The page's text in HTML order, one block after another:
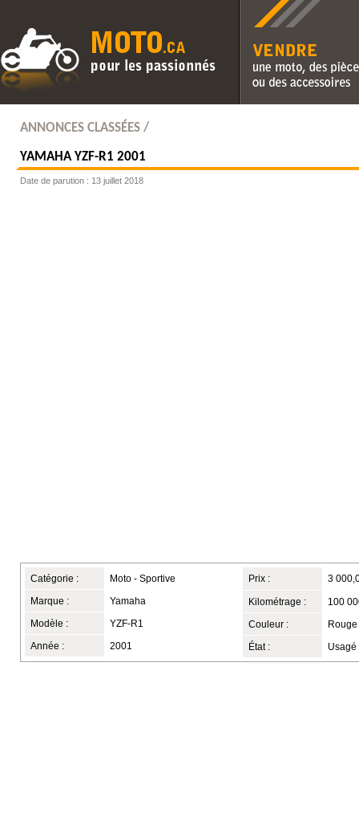
Vendre une moto, des
des accessoires
ANNONCES CLASSÉES /
YAMAHAYZF-R1 2001
Date de parution : 13 juillet 2018
Catégorie : Moto - Sportive
Marque : Yamaha
Modèle : YZF-R1
Année : 2001
Prix : 3
Kilométrage : 100
Couleur :
État : Usagé